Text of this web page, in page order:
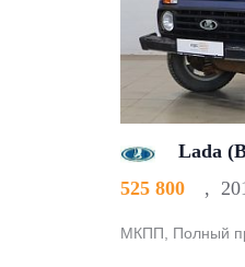
Lada
525 800
,
МКПП, Полный